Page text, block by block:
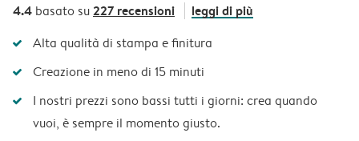
4.4 basato su227 recensioni leggi di più
Alta qualità di stampa e finitura
Creazione in meno di 15 minuti
I nostri prezzi sono bassi tutti i giorni: crea quando
vuoi, è sempre il momento giusto.